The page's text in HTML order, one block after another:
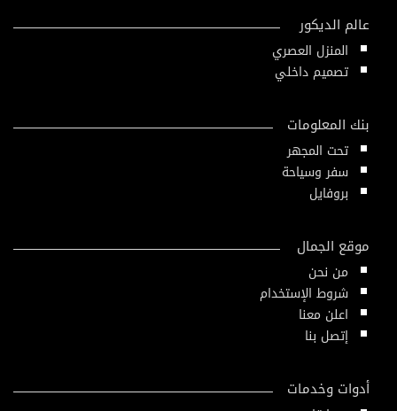
عالم الديكور
المنزل العصري
تصميم داخلي
بنك المعلومات
تحت المجهر
سفر وسياحة
بروفايل
موقع الجمال
من نحن
شروط الإستخدام
اعلن معنا
إتصل بنا
أدوات وخدمات